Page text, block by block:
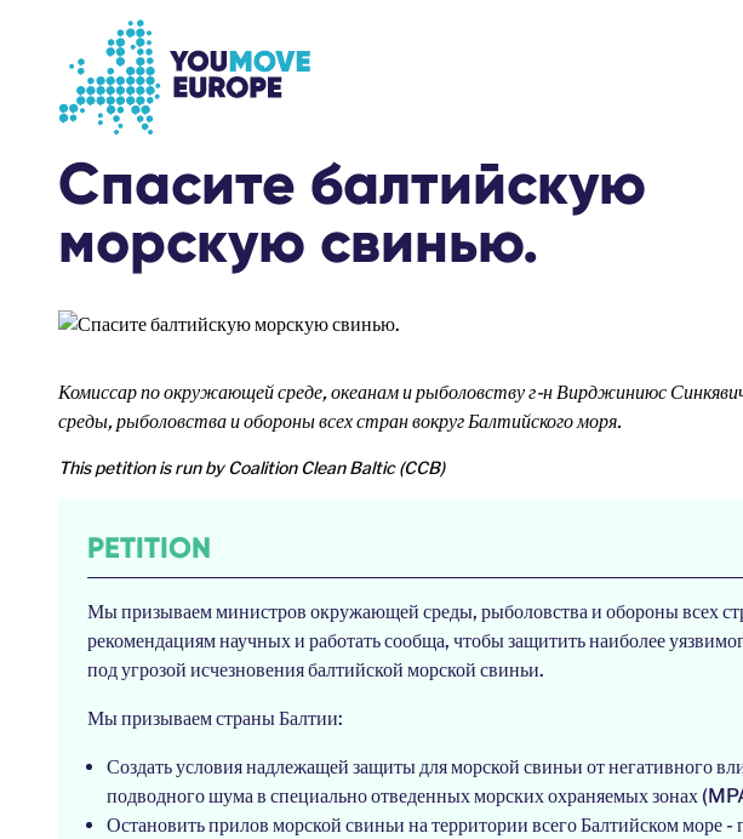
Спасите балтийскую
морскую свинью.
Комиссар по окружающей среде, океанам и рыболовству г-н Вирджиниюс
среды, рыболовства и обороны всех стран вокруг Балтийского моря.
This petition is run by Coalition Clean Baltic (CCB)
PETITION
Мы призываем министров окружающей среды, рыболовства и обороны всех
рекомендациям научных и работать сообща, чтобы защитить наиболее
под угрозой исчезновения балтийской морской свиньи.
Мы призываем страны Балтии:
Создать условия надлежащей защиты для морской свиньи от негативного
подводного шума в специально отведенных морских охраняемых зонах
Остановить прилов морской свиньи на территории всего Балтийском море -